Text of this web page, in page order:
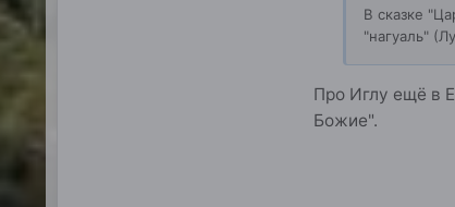
В сказке
"нагуаль"
Про Иглу ещё в
Божие".